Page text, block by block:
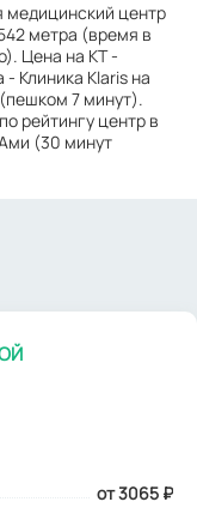
медицинский центр
метра (время в
Цена на КТ -
Клиника Klaris на
7 минут).
рейтингу центр в
(30 минут
от 3065 ₽